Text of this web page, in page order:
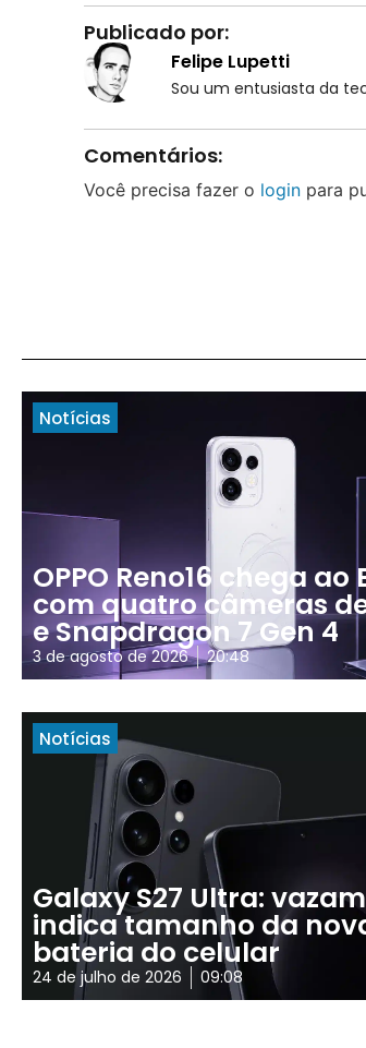
Publicado por:
Felipe Lupetti
Sou um entusiasta da
Comentários:
Você precisa fazer o loginpara
Notícias
OPPO Reno16 chega ao
com quatro câmeras
e Snapdragon 7 Gen 4
3 de agosto de 2026 20:48
Notícias
Galaxy S27 Ultra:
indica tamanho da
bateria do celular
24 de julho de 2026 09:08